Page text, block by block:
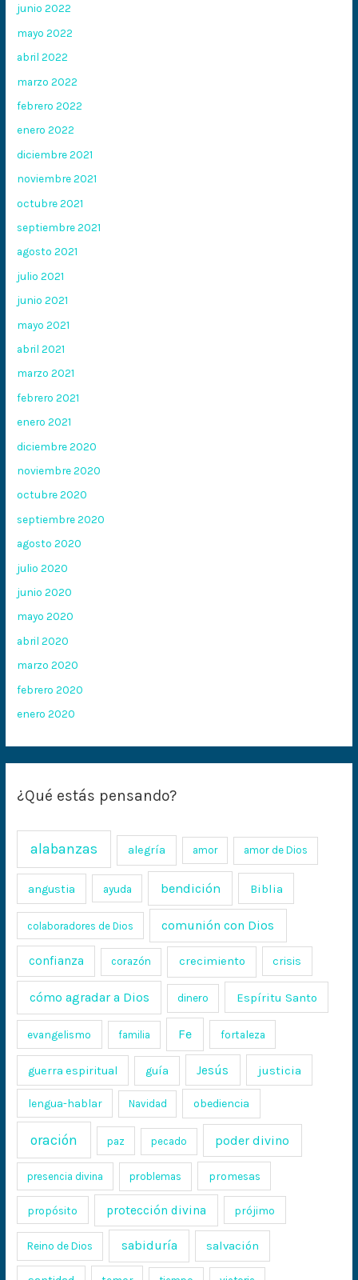
junio 2022
mayo 2022
abril 2022
marzo 2022
febrero 2022
enero 2022
diciembre 2021
noviembre 2021
octubre 2021
septiembre 2021
agosto 2021
julio 2021
junio 2021
mayo 2021
abril 2021
marzo 2021
febrero 2021
enero 2021
diciembre 2020
noviembre 2020
octubre 2020
septiembre 2020
agosto 2020
julio 2020
junio 2020
mayo 2020
abril 2020
marzo 2020
febrero 2020
enero 2020
¿Qué estás pensando?
alabanzas alegría amor amor de Dios
angustia ayuda bendición Biblia
colaboradores de Dios comunión con Dios
confianza corazón crecimiento crisis
cómo agradar a Dios dinero Espíritu Santo
evangelismo familia Fe fortaleza
guerra espiritual guía Jesús justicia
lengua-hablar Navidad obediencia
oración paz pecado poder divino
presencia divina problemas promesas
propósito protección divina prójimo
Reino de Dios sabiduría salvación